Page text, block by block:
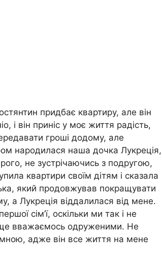
придбає квартиру, але він
і він приніс у моє життя радість,
гроші додому, але
народилася наша дочка Лукреція,
не зустрічаючись з подругою,
квартири своїм дітям і сказала
який продовжував покращувати
а Лукреція віддалилася від мене.
сім’ї, оскільки ми так і не
ще вважаємось одруженими. Не
мною, адже він все життя на мене